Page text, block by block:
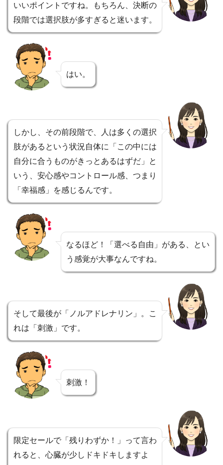
いいポイントですね。もちろん、決断の
段階では選択肢が多すぎると迷います。
はい。
しかし、その前段階で、人は多くの選択
肢があるという状況自体に「この中には
自分に合うものがきっとあるはずだ」と
いう、安心感やコントロール感、つまり
「幸福感」を感じるんです。
なるほど！「選べる自由」がある、とい
う感覚が大事なんですね。
そして最後が「ノルアドレナリン」。こ
れは「刺激」です。
刺激！
限定セールで「残りわずか！」って言わ
れると、心臓が少しドキドキしますよ